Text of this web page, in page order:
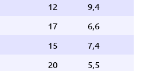
12
9,4
17
6,6
15
7,4
20
5,5